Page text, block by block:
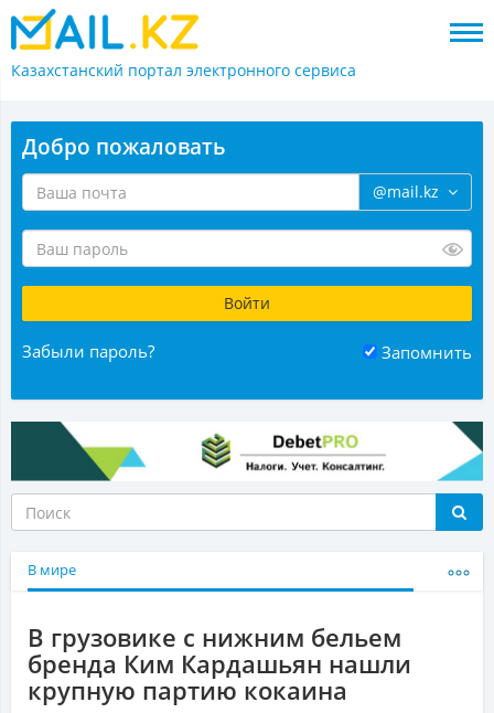
Казахстанский портал электронного сервиса
Добро пожаловать
@mail.kz
Забыли пароль? Запомнить
В мире
В грузовике с нижним бельем
бренда Ким Кардашьян нашли
крупную партию кокаина